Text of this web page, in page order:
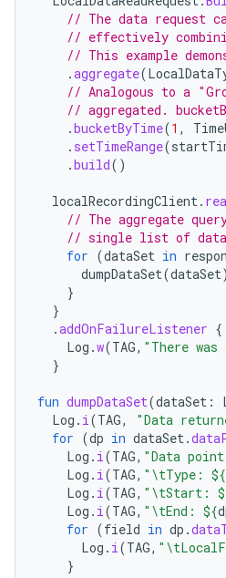
// The data request
// effectively
// This example
.aggregate(
// Analogous to a
// aggregated.
.bucketByTime(1 ,
. setTimeRange(
.build()
localRecordingClient.
// The aggregate
// single list of
for (dataSet in
dumpDataSet(dataSet)
}
}
.addOnFailureListener {
Log .w(TAG, "There
}
fun dumpDataSet(dataSet :
Log . i(TAG, "Data
for (dp in dataSet.
Log . i(TAG, "Data
Log . i(TAG, "\tType: ${
Log . i(TAG, "\tStart:
Log . i(TAG, "\tEnd: ${
for (field in dp .
Log . i(TAG,
}